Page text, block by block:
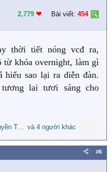
2,779 ❤︎ Bài viết: 454
thời tiết nóng vcđ ra,
từ khóa overnight, làm gì
hiểu sao lại ra diễn đàn.
lai tươi sáng cho
Trang và 4 người khác
#6